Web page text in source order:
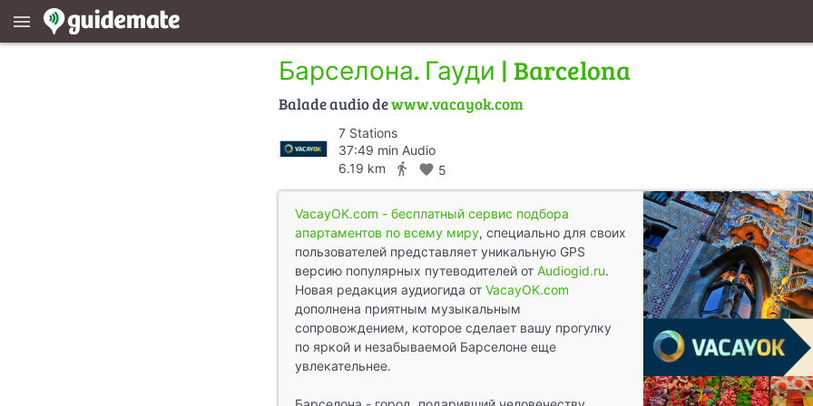
menu
Барселона. Гауди | Barcelona
Balade audio dewww.vacayok.com
7 Stations
37:49 min Audio
6.19 km
directions_walk favorite 5
VacayOK.com - бесплатный сервис подбора
апартаментов по всему миру, специально для своих
пользователей представляет уникальную GPS
версию популярных путеводителей от Audiogid.ru.
Новая редакция аудиогида от VacayOK.com
дополнена приятным музыкальным
сопровождением, которое сделает вашу прогулку
по яркой и незабываемой Барселоне еще
увлекательнее.